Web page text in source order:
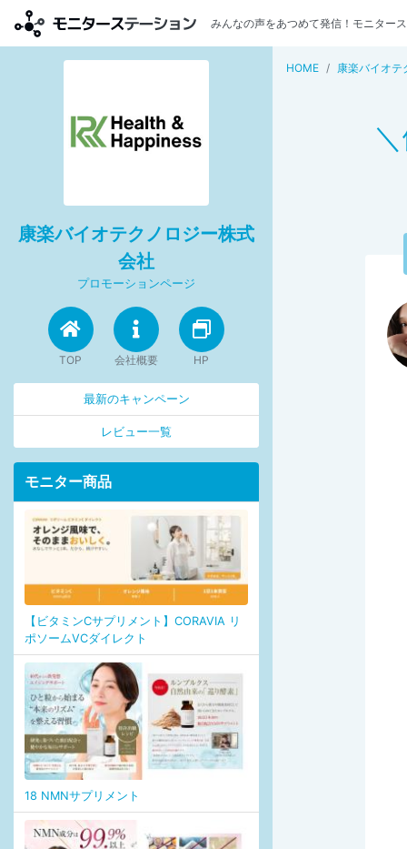
みんなの声をあつめて発信！モニター
HOME 康楽バイオテ
康楽バイオテクノロジー株式
会社
プロモーションページ
TOP 会社概要 HP
最新のキャンペーン
レビュー一覧
モニター商品
【ビタミンCサプリメント】CORAVIA リ
ポソームVCダイレクト
18 NMNサプリメント